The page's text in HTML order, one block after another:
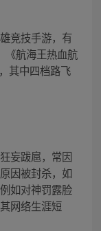
竞技手游，有
《航海王热血航
其中四档路飞
妄跋扈，常因
因被封杀，如
如对神罚露脸
网络生涯短